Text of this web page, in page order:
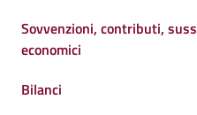
Sovvenzioni, contributi,
economici
Bilanci